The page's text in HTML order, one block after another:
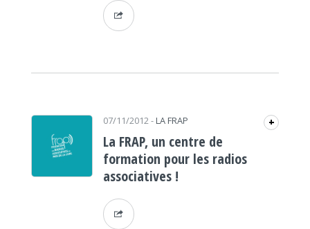
07/11/2012- LA FRAP +
La FRAP, un centre de
formation pour les radios
associatives !